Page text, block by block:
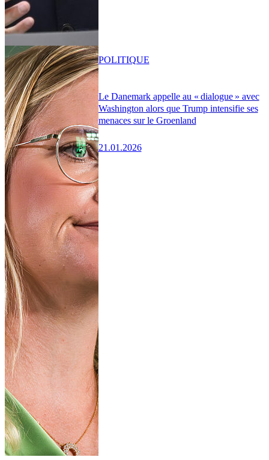
Le Danemark appelle au « dialogue » avec
Washington alors que Trump intensifie ses
menaces sur le Groenland
21.01.2026
POLITIQUE